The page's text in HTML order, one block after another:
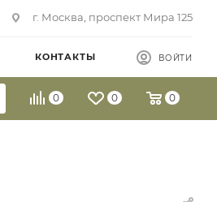
г. Москва, проспект Мира 125
КОНТАКТЫ ВОЙТИ
0 0 0